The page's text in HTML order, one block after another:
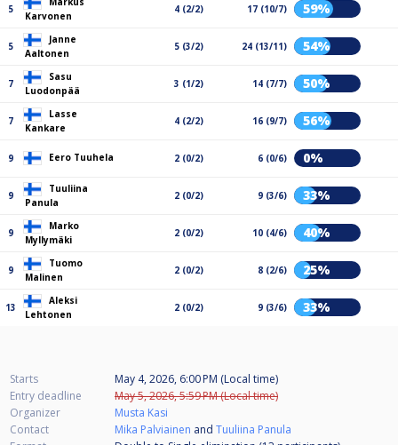
5
Karvonen
4 (2/2) 17 (10/7) 59%
5
Janne
Aaltonen
5 (3/2) 24 (13/11) 54%
7
Sasu
Luodonpää
3 (1/2) 14 (7/7) 50%
7
Lasse
Kankare
4 (2/2) 16 (9/7) 56%
9 Eero Tuuhela 2 (0/2) 6 (0/6) 0%
9
Tuuliina
Panula
2 (0/2) 9 (3/6) 33%
9
Marko
Myllymäki
2 (0/2) 10 (4/6) 40%
9
Tuomo
Malinen
2 (0/2) 8 (2/6) 25%
13
Aleksi
Lehtonen
2 (0/2) 9 (3/6) 33%
Starts
May 4, 2026, 6:00 PM (Local time)
Entry deadline
May 5, 2026, 5:59 PM (Local time)
Organizer
Musta Kasi
Contact
Mika Palviainen and Tuuliina Panula